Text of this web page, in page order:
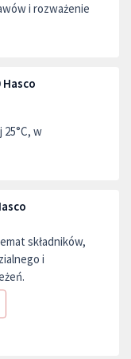
i rozważenie
w
składników,
i